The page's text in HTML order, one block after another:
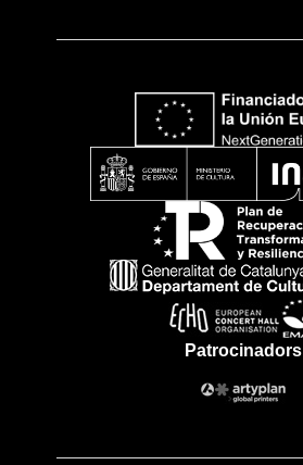
Patrocinadors